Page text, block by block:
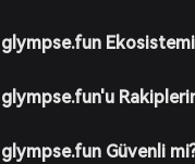
glympse.fun
glympse.fun'u
glympse.fun Güvenli